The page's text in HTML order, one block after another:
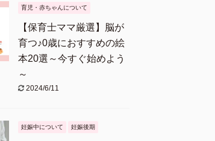
育児・赤ちゃんについて
【保育士ママ厳選】脳が
育つ♪0歳におすすめの絵
本20選～今すぐ始めよう
～
2024/6/11
妊娠中について 妊娠後期